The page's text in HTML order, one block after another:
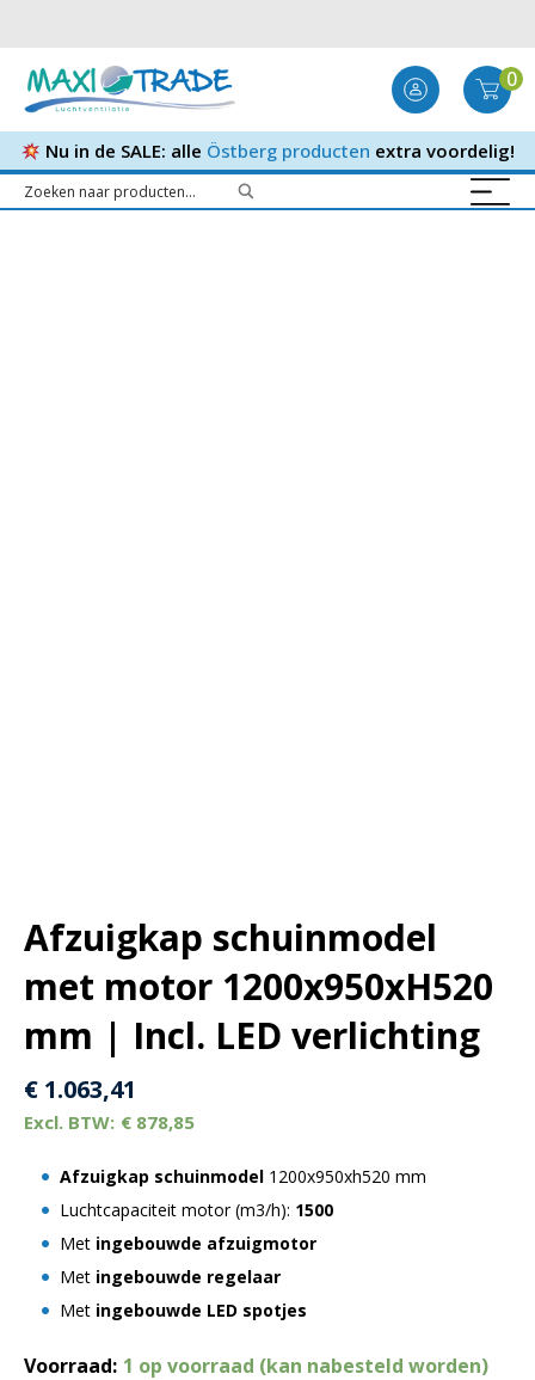
0
Nu in de SALE: alle Östberg producten extra voordelig!
Afzuigkap schuinmodel
met motor 1200x950xH520
mm | Incl. LED verlichting
€ 1.063,41
€ 878,85
Afzuigkap schuinmodel 1200x950xh520 mm
Luchtcapaciteit motor (m3/h): 1500
Met ingebouwde afzuigmotor
Met ingebouwde regelaar
Met ingebouwde LED spotjes
Voorraad: 1 op voorraad (kan nabesteld worden)